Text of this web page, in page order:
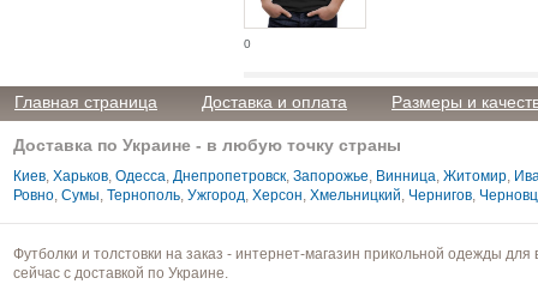
0
Главная страница Доставка и оплата Размеры и
Доставка по Украине - в любую точку страны
Киев, Харьков, Одесса, Днепропетровск, Запорожье, Винница, Житомир,
Ровно, Сумы, Тернополь, Ужгород, Херсон, Хмельницкий, Чернигов,
Футболки и толстовки на заказ - интернет-магазин прикольной одежды
сейчас с доставкой по Украине.